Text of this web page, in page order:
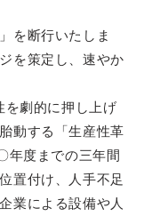
を断行いたしま
を策定し、速やか
劇的に押し上げ
動する「生産性革
年度までの三年間
置付け、人手不足
業による設備や人